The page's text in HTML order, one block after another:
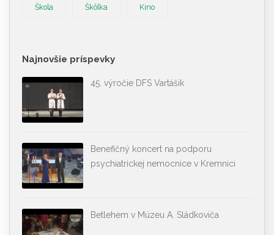
Škola Škôlka Kino
Najnovšie príspevky
45. výročie DFS Vartášik
Benefičný koncert na podporu
psychiatrickej nemocnice v Kremnici
Betlehem v Múzeu A. Sládkoviča